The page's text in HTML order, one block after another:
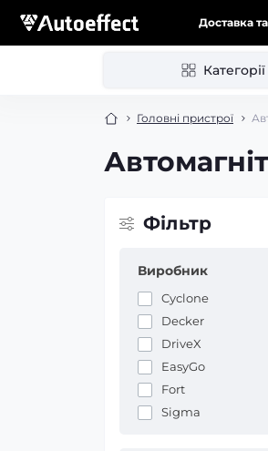
Доставка
Категорії
Головні пристрої
Фільтр
Виробник
Cyclone
Decker
DriveX
EasyGo
Fort
Sigma